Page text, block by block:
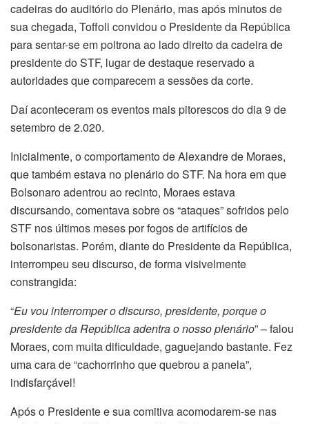
cadeiras do auditório do Plenário, mas após minutos de
sua chegada, Toffoli convidou o Presidente da República
para sentar-se em poltrona ao lado direito da cadeira de
presidente do STF, lugar de destaque reservado a
autoridades que comparecem a sessões da corte.
Daí aconteceram os eventos mais pitorescos do dia 9 de
setembro de 2.020.
Inicialmente, o comportamento de Alexandre de Moraes,
que também estava no plenário do STF. Na hora em que
Bolsonaro adentrou ao recinto, Moraes estava
discursando, comentava sobre os “ataques” sofridos pelo
STF nos últimos meses por fogos de artifícios de
bolsonaristas. Porém, diante do Presidente da República,
interrompeu seu discurso, de forma visivelmente
constrangida:
“Eu vou interromper o discurso, presidente, porque o
presidente da República adentra o nosso plenário” – falou
Moraes, com muita dificuldade, gaguejando bastante. Fez
uma cara de “cachorrinho que quebrou a panela”,
indisfarçável!
Após o Presidente e sua comitiva acomodarem-se nas